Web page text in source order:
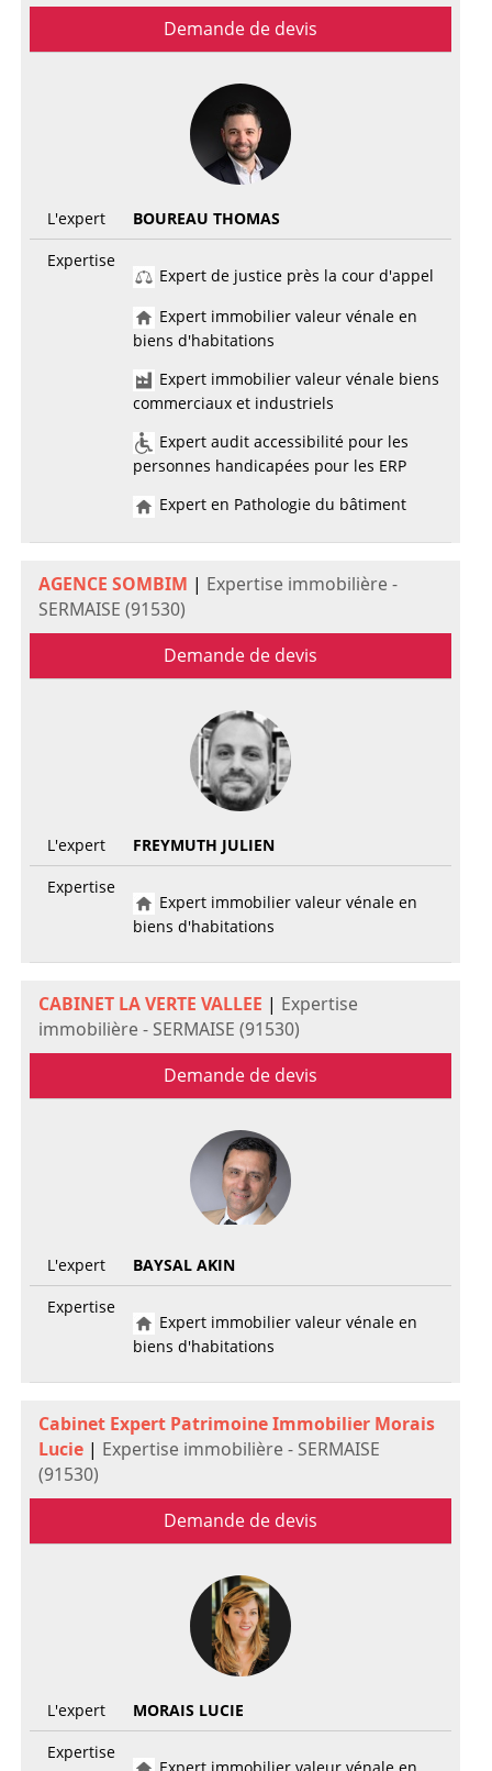
Demande de devis
L'expert
BOUREAU THOMAS
Expertise
Expert de justice près la cour d'appel
Expert immobilier valeur vénale en
biens d'habitations
Expert immobilier valeur vénale biens
commerciaux et industriels
Expert audit accessibilité pour les
personnes handicapées pour les ERP
Expert en Pathologie du bâtiment
AGENCE SOMBIM | Expertise immobilière -
SERMAISE (91530)
Demande de devis
L'expert
FREYMUTH JULIEN
Expertise
Expert immobilier valeur vénale en
biens d'habitations
CABINET LA VERTE VALLEE | Expertise
immobilière - SERMAISE (91530)
Demande de devis
L'expert
BAYSAL AKIN
Expertise
Expert immobilier valeur vénale en
biens d'habitations
Cabinet Expert Patrimoine Immobilier Morais
Lucie| Expertise immobilière - SERMAISE
(91530)
Demande de devis
L'expert
MORAIS LUCIE
Expertise